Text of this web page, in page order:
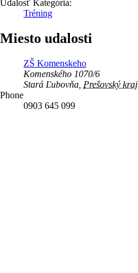
Udalosť Kategória:
Tréning
Miesto udalosti
ZŠ Komenskeho
Komenského 1070/6
Stará Ľubovňa Prešovský kraj
Phone
0903 645 099